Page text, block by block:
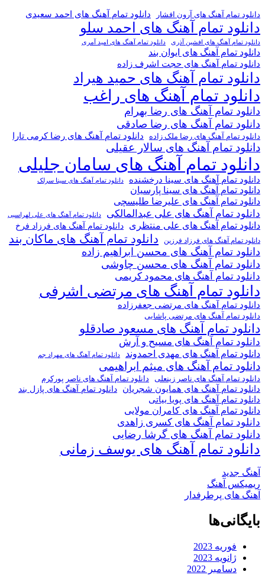
دانلود تمام آهنگ های آرون افشار دانلود تمام آهنگ های احمد سعیدی
دانلود تمام آهنگ های احمد سلو
دانلود تمام آهنگ های افشین آذری دانلود تمام آهنگ های امید آمری
دانلود تمام آهنگ های ایوان بند
دانلود تمام آهنگ های حجت اشرف زاده
دانلود تمام آهنگ های حمید هیراد
دانلود تمام آهنگ های راغب
دانلود تمام آهنگ های رضا بهرام
دانلود تمام آهنگ های رضا صادقی
دانلود تمام آهنگ های رضا ملک زاده دانلود تمام آهنگ های رضا کرمی تارا
دانلود تمام آهنگ های سالار عقیلی
دانلود تمام آهنگ های سامان جلیلی
دانلود تمام آهنگ های سینا درخشنده دانلود تمام آهنگ های سینا سرلک
دانلود تمام آهنگ های سینا پارسیان
دانلود تمام آهنگ های علیرضا طلیسچی
دانلود تمام آهنگ های علی عبدالمالکی دانلود تمام آهنگ های علی لهراسبی
دانلود تمام آهنگ های علی منتظری دانلود تمام آهنگ های فرزاد فرخ
دانلود تمام آهنگ های فرزاد فرزین دانلود تمام آهنگ های ماکان بند
دانلود تمام آهنگ های محسن ابراهیم زاده
دانلود تمام آهنگ های محسن چاوشی
دانلود تمام آهنگ های محمود کریمی
دانلود تمام آهنگ های مرتضی اشرفی
دانلود تمام آهنگ های مرتضی جعفرزاده
دانلود تمام آهنگ های مرتضی پاشایی
دانلود تمام آهنگ های مسعود صادقلو
دانلود تمام آهنگ های مسیح و آرش
دانلود تمام آهنگ های مهدی احمدوند دانلود تمام آهنگ های مهراد جم
دانلود تمام آهنگ های میثم ابراهیمی
دانلود تمام آهنگ های ناصر زینعلی دانلود تمام آهنگ های ناصر پورکرم
دانلود تمام آهنگ های همایون شجریان دانلود تمام آهنگ های پازل بند
دانلود تمام آهنگ های پویا بیاتی
دانلود تمام آهنگ های کامران مولایی
دانلود تمام آهنگ های کسری زاهدی
دانلود تمام آهنگ های گرشا رضایی
دانلود تمام آهنگ های یوسف زمانی
آهنگ جدید
ریمیکس آهنگ
آهنگ های پرطرفدار
بایگانی‌ها
فوریه 2023
ژانویه 2023
دسامبر 2022